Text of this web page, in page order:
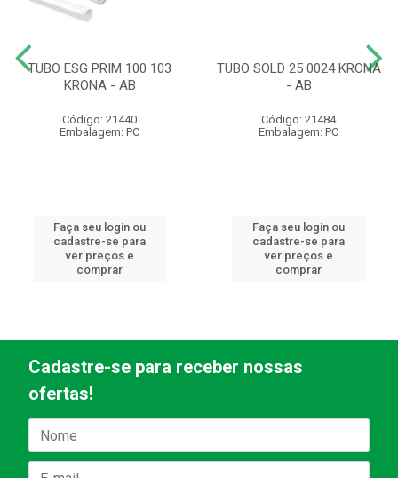
TUBO ESG PRIM 100 103
KRONA - AB
Código: 21440
Embalagem: PC
Faça seu login ou
cadastre-se para
ver preços e
comprar
TUBO SOLD 25 0024 KRONA
- AB
Código: 21484
Embalagem: PC
Faça seu login ou
cadastre-se para
ver preços e
comprar
Cadastre-se para receber nossas
ofertas!